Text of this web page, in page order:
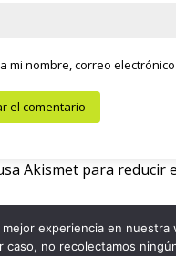
mi nombre, correo
Akismet para reducir
experiencia en
no recolectamos